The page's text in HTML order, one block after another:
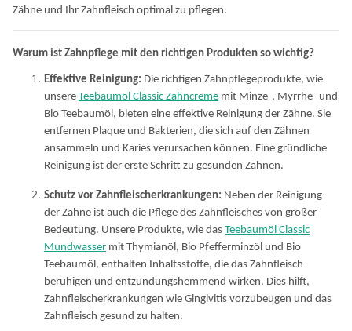
Zähne und Ihr Zahnfleisch optimal zu pflegen.
Warum ist Zahnpflege mit den richtigen Produkten so wichtig?
Effektive Reinigung: Die richtigen Zahnpflegeprodukte, wie
unsere Teebaumöl Classic Zahncreme mit Minze-, Myrrhe- und
Bio Teebaumöl, bieten eine effektive Reinigung der Zähne. Sie
entfernen Plaque und Bakterien, die sich auf den Zähnen
ansammeln und Karies verursachen können. Eine gründliche
Reinigung ist der erste Schritt zu gesunden Zähnen.
Schutz vor Zahnfleischerkrankungen: Neben der Reinigung
der Zähne ist auch die Pflege des Zahnfleisches von großer
Bedeutung. Unsere Produkte, wie das Teebaumöl Classic
Mundwasser mit Thymianöl, Bio Pfefferminzöl und Bio
Teebaumöl, enthalten Inhaltsstoffe, die das Zahnfleisch
beruhigen und entzündungshemmend wirken. Dies hilft,
Zahnfleischerkrankungen wie Gingivitis vorzubeugen und das
Zahnfleisch gesund zu halten.